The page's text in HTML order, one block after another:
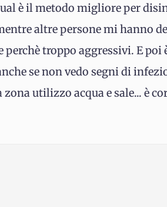
è il metodo migliore per
altre persone mi hanno
troppo aggressivi. E poi
se non vedo segni di
utilizzo acqua e sale... è